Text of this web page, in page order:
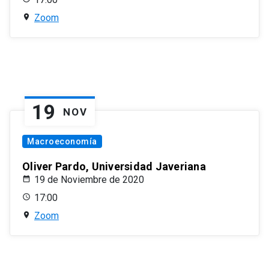
Zoom
19 NOV
Macroeconomía
Oliver Pardo, Universidad Javeriana
19 de Noviembre de 2020
17:00
Zoom